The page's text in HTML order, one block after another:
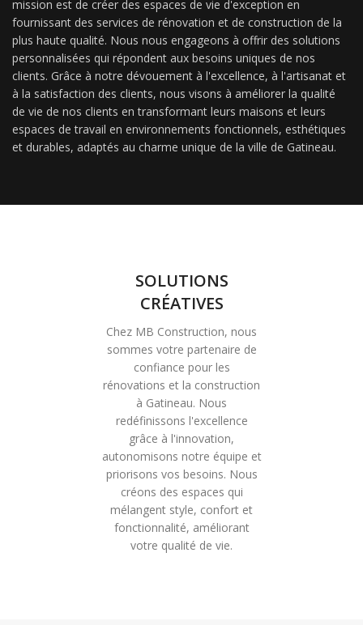
mission est de créer des espaces de vie d'exception en
fournissant des services de rénovation et de construction de la
plus haute qualité. Nous nous engageons à offrir des solutions
personnalisées qui répondent aux besoins uniques de nos
clients. Grâce à notre dévouement à l'excellence, à l'artisanat et
à la satisfaction des clients, nous visons à améliorer la qualité
de vie de nos clients en transformant leurs maisons et leurs
espaces de travail en environnements fonctionnels, esthétiques
et durables, adaptés au charme unique de la ville de Gatineau.
SOLUTIONS
CRÉATIVES
Chez MB Construction, nous
sommes votre partenaire de
confiance pour les
rénovations et la construction
à Gatineau. Nous
redéfinissons l'excellence
grâce à l'innovation,
autonomisons notre équipe et
priorisons vos besoins. Nous
créons des espaces qui
mélangent style, confort et
fonctionnalité, améliorant
votre qualité de vie.